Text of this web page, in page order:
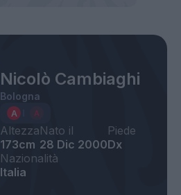
Nicolò Cambiaghi
Bologna
Altezza
173cm
Nato il
28 Dic 2000
Piede
Dx
Nazionalità
Italia